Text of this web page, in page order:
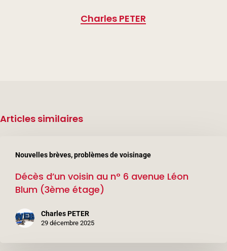
Charles PETER
Articles similaires
Nouvelles brèves, problèmes de voisinage
d’un
voisinDécès d’un voisin au n° 6 avenue Léon
Blum (3ème étage)
Charles PETER
29 décembre 2025